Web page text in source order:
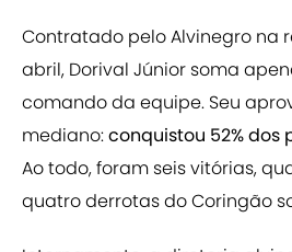
Contratado pelo Alvinegro na
abril, Dorival Júnior soma
comando da equipe. Seu
mediano:conquistou 52% dos
Ao todo, foram seis vitórias,
quatro derrotas do Coringão